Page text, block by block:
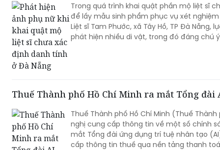
Trong quá trình khai quật phần mộ liệt sĩ
để lấy mẫu sinh phẩm phục vụ xét nghiệm
Liệt sĩ Tam Phước, xã Tây Hồ, TP Đà Nẵng,
phát hiện nhiều di vật, trong đó đáng chú
Thuế Thành phố Hồ Chí Minh ra mắt Tổng đài
Thuế Thành phố Hồ Chí Minh (Thuế
nghị cung cấp thông tin về một số chính
mắt Tổng đài ứng dụng trí tuệ nhân tạo
cấp thông tin thuế qua nền tảng thanh